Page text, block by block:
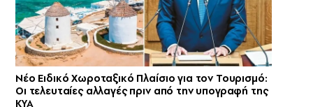
Νέο Ειδικό Χωροταξικό Πλαίσιο για τον Τουρισμό:
Οι τελευταίες αλλαγές πριν από την υπογραφή της
ΚΥΑ